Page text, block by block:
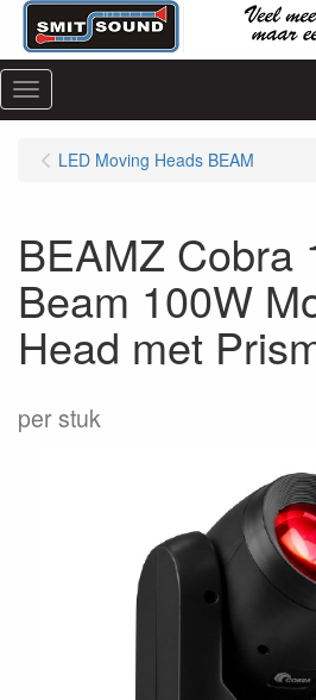
Menu
LED Moving Heads BEAM
BEAMZ Cobra
Beam 100W
Head met
per stuk